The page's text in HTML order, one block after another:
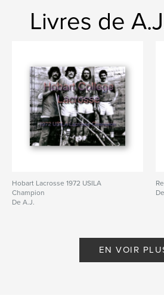
Livres de
Hobart Lacrosse 1972 USILA
Champion
De A.J.
EN VOIR